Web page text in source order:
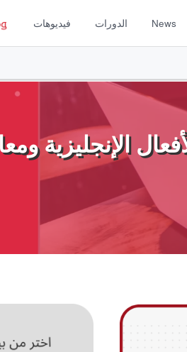
فيديوهات الدورات News